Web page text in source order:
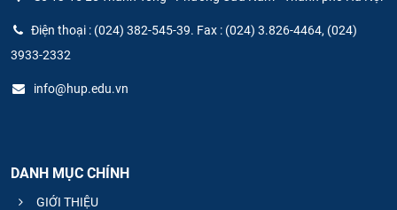
Điện thoại : (024) 382-545-39. Fax : (024) 3.826-4464, (024)
3933-2332
info@hup.edu.vn
DANH MỤC CHÍNH
GIỚI THIỆU